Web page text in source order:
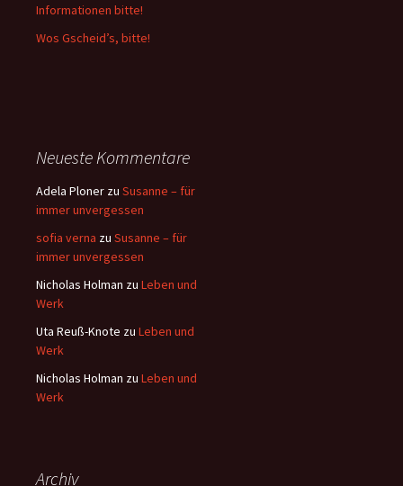
Informationen bitte!
Wos Gscheid’s, bitte!
Neueste Kommentare
Adela Ploner zu Susanne – für
immer unvergessen
sofia verna zu Susanne – für
immer unvergessen
Nicholas Holman zu Leben und
Werk
Uta Reuß-Knote zu Leben und
Werk
Nicholas Holman zu Leben und
Werk
Archiv